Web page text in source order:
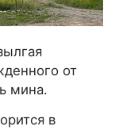
от
мина.
в